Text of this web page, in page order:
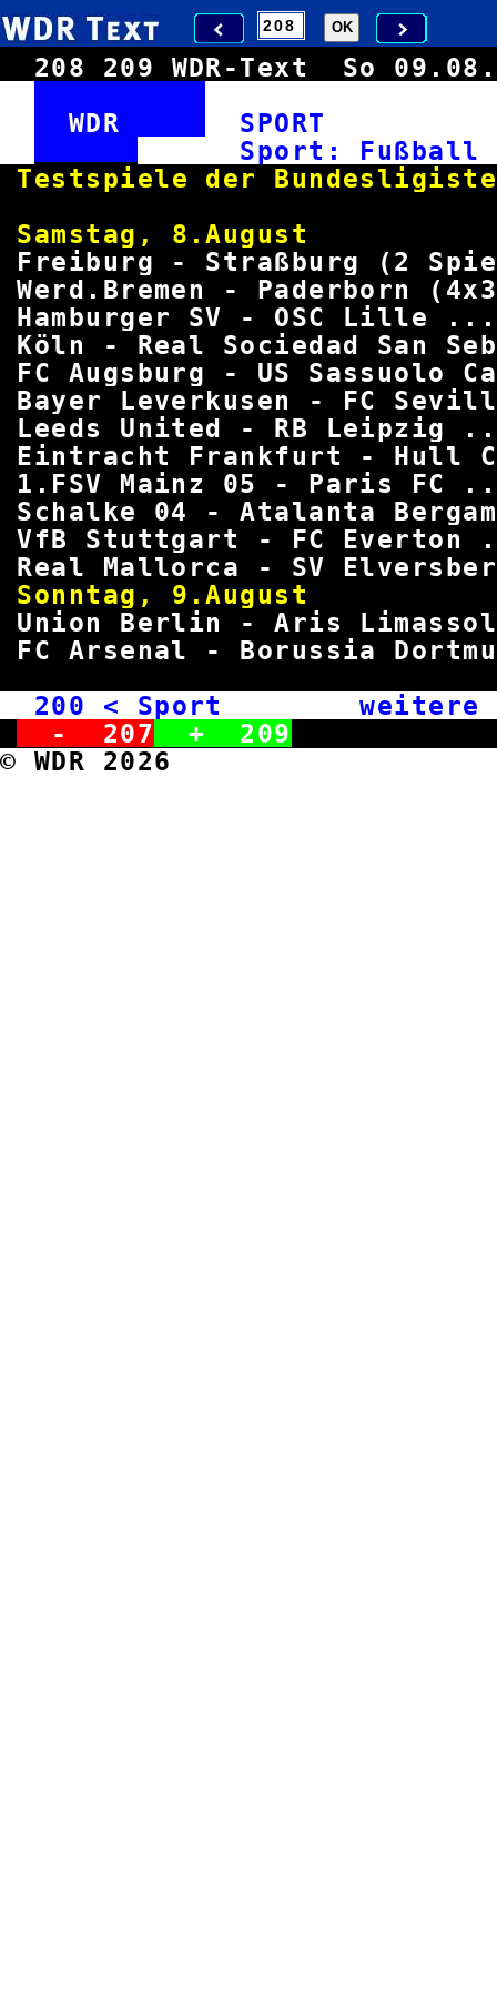
208 209 WDR-Text So
WDR
SPORT
Sport:
Testspiele der
Samstag,
Freiburg - Straßburg (2
Werd.Bremen - Paderborn
Hamburger SV - OSC
Köln - Real Sociedad San
FC Augsburg - US Sassuolo
Bayer Leverkusen - FC
Leeds United - RB
Eintracht Frankfurt - Hull
1.FSV Mainz 05 - Paris
Schalke 04 - Atalanta
VfB Stuttgart - FC
Real Mallorca - SV
Sonntag,
Union Berlin - Aris
FC Arsenal - Borussia
200 < Sport weitere
- 207 + 209
© WDR 2026